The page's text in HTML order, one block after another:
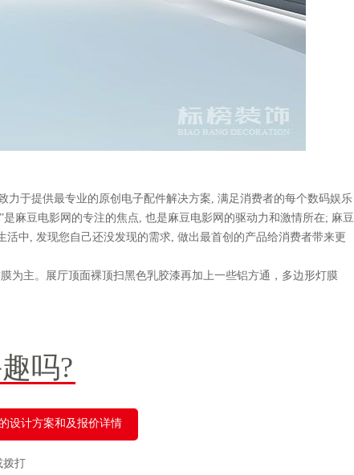
致力于提供最专业的原创电子配件解决方案, 满足消费者的每个数码娱乐
麻豆电影网的专注的焦点, 也是麻豆电影网的驱动力和激情所在; 麻豆
中, 发现您自己还没发现的需求, 做出最首创的产品给消费者带来更
为主。展厅顶面裸顶扫黑色乳胶漆再加上一些铝方通，多边形灯膜
吗?
设计方案和及报价详情
拨打